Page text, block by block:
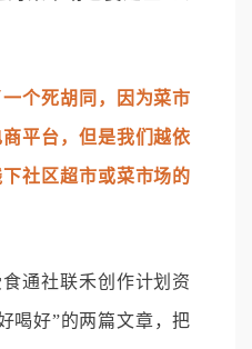
个死胡同，因为菜市
平台，但是我们越依
社区超市或菜市场的
通社联禾创作计划资
喝好”的两篇文章，把